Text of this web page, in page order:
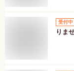
受付中
りま